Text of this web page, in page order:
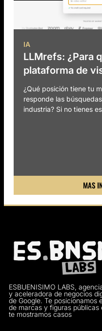
IA
LLMrefs: ¿Para
plataforma de
¿Qué posición tiene tu
responde las
industria? Si no tienes
MAS
ESBUENISIMO LABS,
y aceleradora de negocios
de Google. Te posicionamos
de marcas y figuras públicas
te mostramos casos